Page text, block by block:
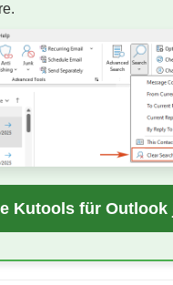
Kutools für Outlook